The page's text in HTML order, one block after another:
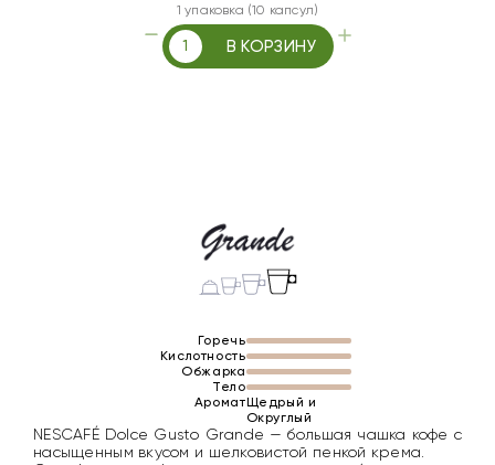
1 упаковка (10 капсул)
В КОРЗИНУ
Горечь
Кислотность
Обжарка
Тело
АроматЩедрый и
Округлый
NESCAFÉ Dolce Gusto Grande — большая чашка кофе с
насыщенным вкусом и шелковистой пенкой крема.